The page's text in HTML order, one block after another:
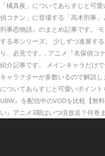
「橘真夜」についてあらすじと可
偵コナン」に登場する「高木刑事
刑事恋物語』のまとめ記事です。
する本シリーズ。 少しずつ進展す
り、必見です。, アニメ『名探偵コ
紹介記事です。 メインキャラだけ
キャラクターが多数いるので解説
についてあらすじと可愛いポイン
UBW』を配信中のVODを比較【無
い』アニメ3期はいつ頃放送？何巻